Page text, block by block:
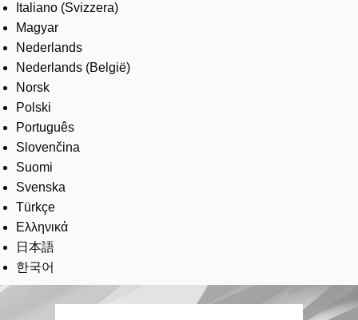
Italiano (Svizzera)
Magyar
Nederlands
Nederlands (België)
Norsk
Polski
Português
Slovenčina
Suomi
Svenska
Türkçe
Ελληνικά
日本語
한국어